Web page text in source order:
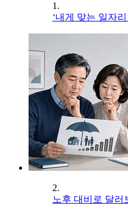
1.
‘내게 맞는 일자
2.
노후 대비로 달러